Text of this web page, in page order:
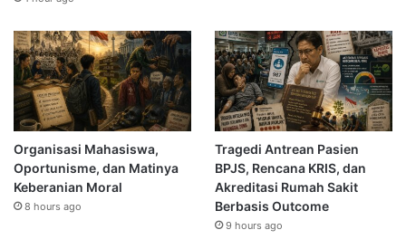
Organisasi Mahasiswa,
Oportunisme, dan Matinya
Keberanian Moral
8 hours ago
Tragedi Antrean Pasien
BPJS, Rencana KRIS, dan
Akreditasi Rumah Sakit
Berbasis Outcome
9 hours ago